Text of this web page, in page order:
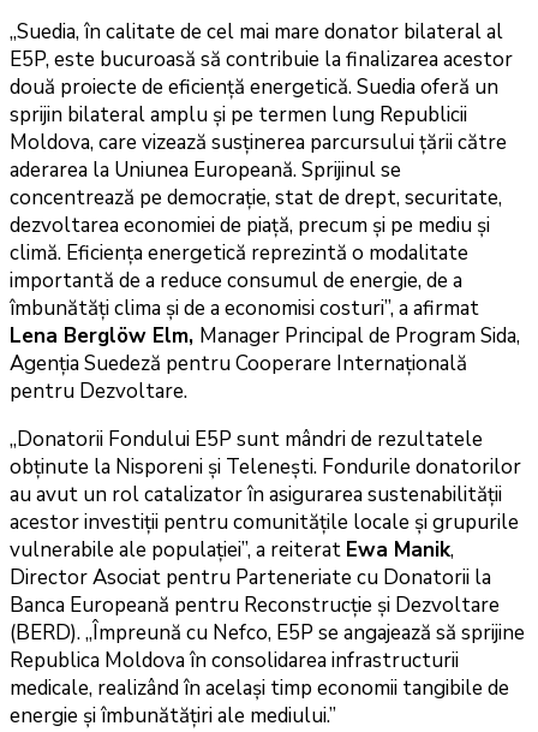
„Suedia, în calitate de cel mai mare donator bilateral al
E5P, este bucuroasă să contribuie la finalizarea acestor
două proiecte de eficiență energetică. Suedia oferă un
sprijin bilateral amplu și pe termen lung Republicii
Moldova, care vizează susținerea parcursului țării către
aderarea la Uniunea Europeană. Sprijinul se
concentrează pe democrație, stat de drept, securitate,
dezvoltarea economiei de piață, precum și pe mediu și
climă. Eficiența energetică reprezintă o modalitate
importantă de a reduce consumul de energie, de a
îmbunătăți clima și de a economisi costuri”, a afirmat
Lena Berglöw Elm, Manager Principal de Program Sida,
Agenția Suedeză pentru Cooperare Internațională
pentru Dezvoltare.
„Donatorii Fondului E5P sunt mândri de rezultatele
obținute la Nisporeni și Telenești. Fondurile donatorilor
au avut un rol catalizator în asigurarea sustenabilității
acestor investiții pentru comunitățile locale și grupurile
vulnerabile ale populației”, a reiterat Ewa Manik,
Director Asociat pentru Parteneriate cu Donatorii la
Banca Europeană pentru Reconstrucție și Dezvoltare
(BERD). „Împreună cu Nefco, E5P se angajează să sprijine
Republica Moldova în consolidarea infrastructurii
medicale, realizând în același timp economii tangibile de
energie și îmbunătățiri ale mediului.”